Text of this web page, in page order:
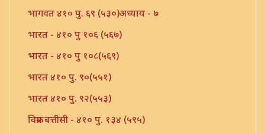
भागवत ४१० पु. ६९ (५३०)अध्याय - ७
भारत - ४१० पु १०६ (५६७)
भारत - ४१० पु १०८(५६९)
भारत ४१० पु. ९०(५५१)
भारत ४१० पु. ९२(५५३)
विक्रम बत्तीसी - ४१० पु. १३४ (५९५)